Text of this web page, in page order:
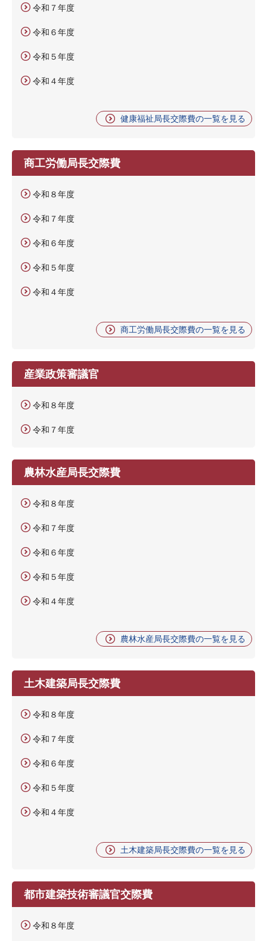
令和７年度
令和６年度
令和５年度
令和４年度
健康福祉局長交際費の一覧を見る
商工労働局長交際費
令和８年度
令和７年度
令和６年度
令和５年度
令和４年度
商工労働局長交際費の一覧を見る
産業政策審議官
令和８年度
令和７年度
農林水産局長交際費
令和８年度
令和７年度
令和６年度
令和５年度
令和４年度
農林水産局長交際費の一覧を見る
土木建築局長交際費
令和８年度
令和７年度
令和６年度
令和５年度
令和４年度
土木建築局長交際費の一覧を見る
都市建築技術審議官交際費
令和８年度